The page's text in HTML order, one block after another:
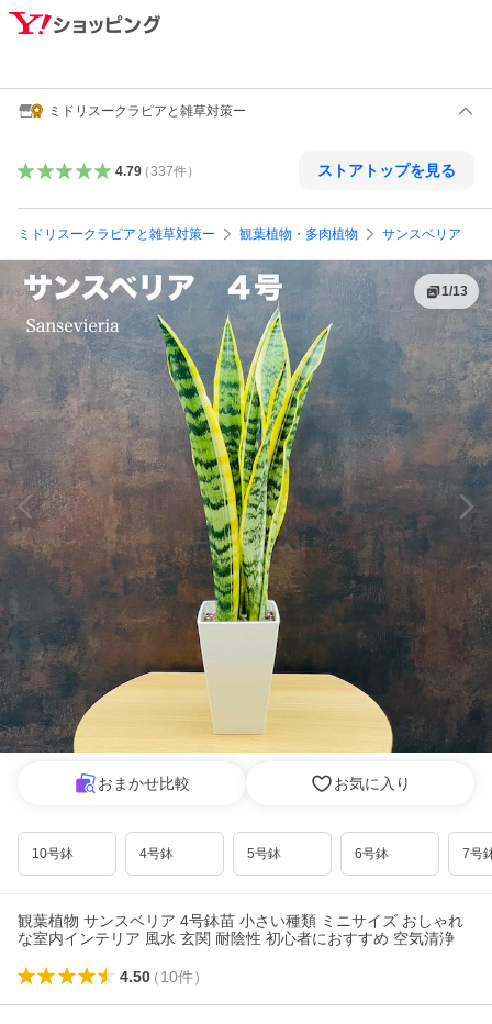
ミドリスークラピアと雑草対策ー
4.79（337件） ストアトップを見る
ミドリスークラピアと雑草対策ー 観葉植物・多肉植物 サンスベリア
1/13
おまかせ比較 お気に入り
10号鉢 4号鉢 5号鉢 6号鉢 7号
観葉植物 サンスベリア 4号鉢苗 小さい種類 ミニサイズ おしゃれ
な室内インテリア 風水 玄関 耐陰性 初心者におすすめ 空気清浄
4.50（10件）